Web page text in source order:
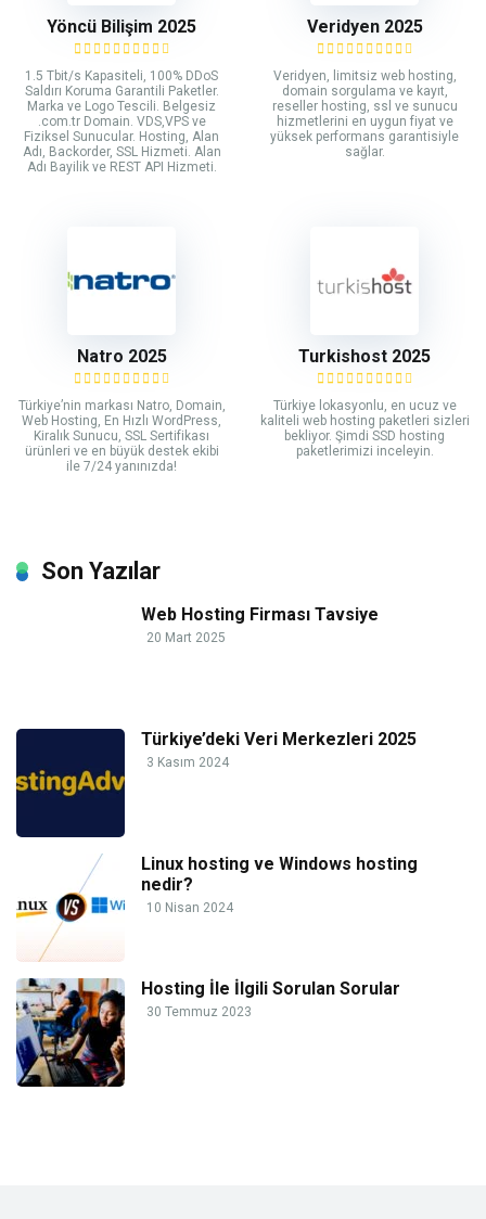
Yöncü Bilişim 2025
1.5 Tbit/s Kapasiteli, 100% DDoS
Saldırı Koruma Garantili Paketler.
Marka ve Logo Tescili. Belgesiz
.com.tr Domain. VDS,VPS ve
Fiziksel Sunucular. Hosting, Alan
Adı, Backorder, SSL Hizmeti. Alan
Adı Bayilik ve REST API Hizmeti.
Veridyen 2025
Veridyen, limitsiz web hosting,
domain sorgulama ve kayıt,
reseller hosting, ssl ve sunucu
hizmetlerini en uygun fiyat ve
yüksek performans garantisiyle
sağlar.
Natro 2025
Türkiye’nin markası Natro, Domain,
Web Hosting, En Hızlı WordPress,
Kiralık Sunucu, SSL Sertifikası
ürünleri ve en büyük destek ekibi
ile 7/24 yanınızda!
Turkishost 2025
Türkiye lokasyonlu, en ucuz ve
kaliteli web hosting paketleri sizleri
bekliyor. Şimdi SSD hosting
paketlerimizi inceleyin.
Son Yazılar
Web Hosting Firması Tavsiye
20 Mart 2025
Türkiye’deki Veri Merkezleri 2025
3 Kasım 2024
Linux hosting ve Windows hosting
nedir?
10 Nisan 2024
Hosting İle İlgili Sorulan Sorular
30 Temmuz 2023